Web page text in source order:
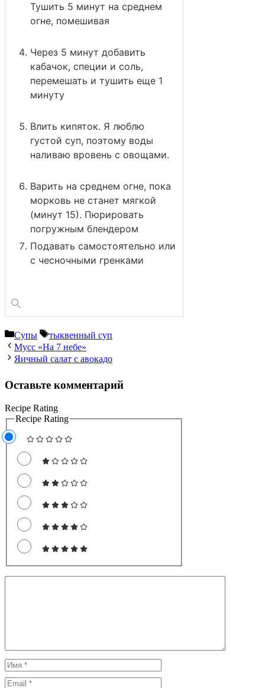
Тушить 5 минут на среднем
огне, помешивая
Через 5 минут добавить
кабачок, специи и соль,
перемешать и тушить еще 1
минуту
Влить кипяток. Я люблю
густой суп, поэтому воды
наливаю вровень с овощами.
Варить на среднем огне, пока
морковь не станет мягкой
(минут 15). Пюрировать
погружным блендером
Подавать самостоятельно или
с чесночными гренками
Рубрики
Супы Метки
тыквенный суп
Мусс «На 7 небе»
Яичный салат с авокадо
Оставьте комментарий
Recipe Rating
Recipe Rating
Имя
Email